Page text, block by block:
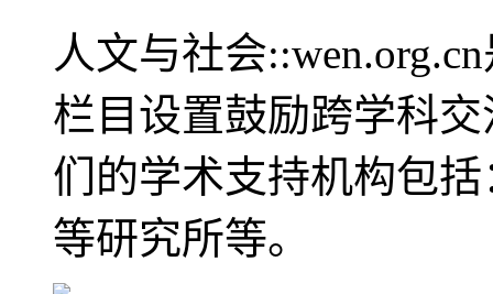
人文与社会
栏目设置鼓励跨学科
们的学术支持机构包
等研究所等。